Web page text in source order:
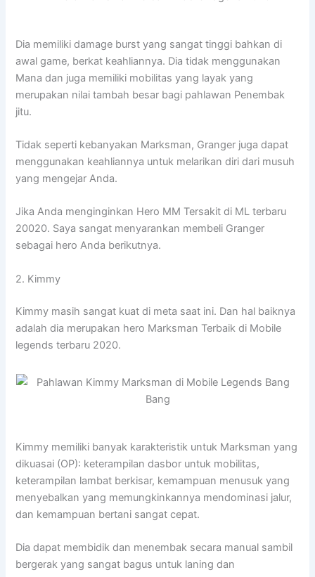
Dia memiliki damage burst yang sangat tinggi bahkan di
awal game, berkat keahliannya. Dia tidak menggunakan
Mana dan juga memiliki mobilitas yang layak yang
merupakan nilai tambah besar bagi pahlawan Penembak
jitu.
Tidak seperti kebanyakan Marksman, Granger juga dapat
menggunakan keahliannya untuk melarikan diri dari musuh
yang mengejar Anda.
Jika Anda menginginkan Hero MM Tersakit di ML terbaru
20020. Saya sangat menyarankan membeli Granger
sebagai hero Anda berikutnya.
2. Kimmy
Kimmy masih sangat kuat di meta saat ini. Dan hal baiknya
adalah dia merupakan hero Marksman Terbaik di Mobile
legends terbaru 2020.
Kimmy memiliki banyak karakteristik untuk Marksman yang
dikuasai (OP): keterampilan dasbor untuk mobilitas,
keterampilan lambat berkisar, kemampuan menusuk yang
menyebalkan yang memungkinkannya mendominasi jalur,
dan kemampuan bertani sangat cepat.
Dia dapat membidik dan menembak secara manual sambil
bergerak yang sangat bagus untuk laning dan